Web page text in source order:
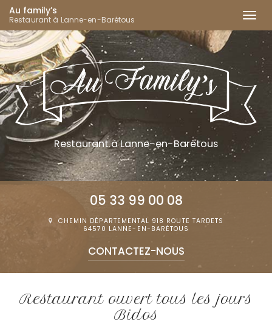
Aller
au
contenu
principal
Au family’s
Restaurant à Lanne-en-Barétous
Restaurantà Lanne-en-Barétous
05 33 99 00 08
CHEMIN DÉPARTEMENTAL 918 ROUTE TARDETS
64570 LANNE-EN-BARÉTOUS
CONTACTEZ-NOUS
Restaurant ouvert tous les jours
Bidos